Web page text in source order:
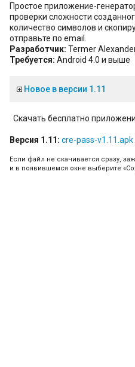
Простое приложение-
проверки сложности
количество символов и
отправьте по email.
Разработчик: Termer
Требуется: Android 4.0 и выше
Новое в версии 1.11
Скачать бесплатно
Версия 1.11: cre-pass-v1.11.apk
Если файл не скачивается сразу,
и в появившемся окне выберите